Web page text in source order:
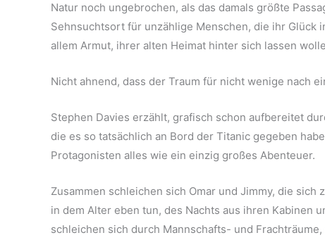
Natur noch ungebrochen, als das damals größte
Sehnsuchtsort für unzählige Menschen, die ihr
allem Armut, ihrer alten Heimat hinter sich lassen
Nicht ahnend, dass der Traum für nicht wenige nach
Stephen Davies erzählt, grafisch schon aufbereitet
die es so tatsächlich an Bord der Titanic gegeben
Protagonisten alles wie ein einzig großes Abenteuer.
Zusammen schleichen sich Omar und Jimmy, die
in dem Alter eben tun, des Nachts aus ihren Kabinen
schleichen sich durch Mannschafts- und